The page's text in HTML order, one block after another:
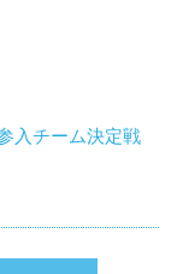
入チーム決定戦